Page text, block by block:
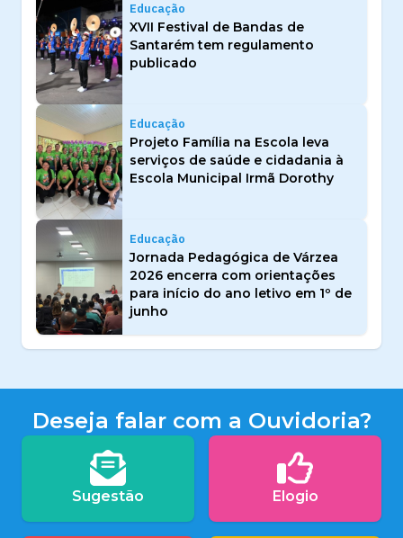
Educação
XVII Festival de Bandas de
Santarém tem regulamento
publicado
Educação
Projeto Família na Escola leva
serviços de saúde e cidadania à
Escola Municipal Irmã Dorothy
Educação
Jornada Pedagógica de Várzea
2026 encerra com orientações
para início do ano letivo em 1º de
junho
Deseja falar com a Ouvidoria?
Sugestão Elogio